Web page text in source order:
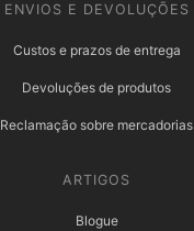
ENVIOS E DEVOLUÇÕES
Custos e prazos de entrega
Devoluções de produtos
Reclamação sobre mercadorias
ARTIGOS
Blogue